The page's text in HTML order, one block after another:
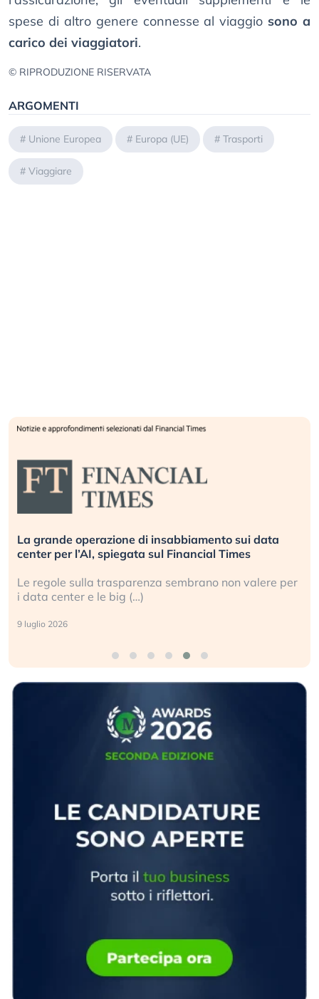
spese di altro genere connesse al viaggio sono a
carico dei viaggiatori.
© RIPRODUZIONE RISERVATA
ARGOMENTI
# Unione Europea # Europa (UE) # Trasporti
# Viaggiare
La grande operazione di insabbiamento sui data
center per l’AI, spiegata sul Financial Times
Le regole sulla trasparenza sembrano non valere per
i data center e le big (…)
9 luglio 2026